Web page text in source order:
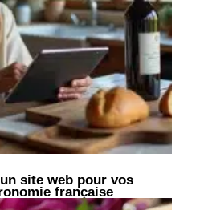
site web pour vos
française